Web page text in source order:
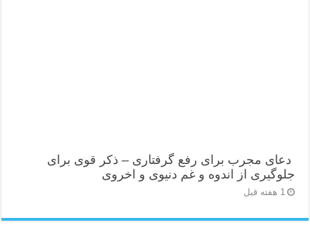
دعای مجرب برای رفع گرفتاری – ذکر قوی برای
جلوگیری از اندوه و غم دنیوی و اخروی
1 هفته قبل